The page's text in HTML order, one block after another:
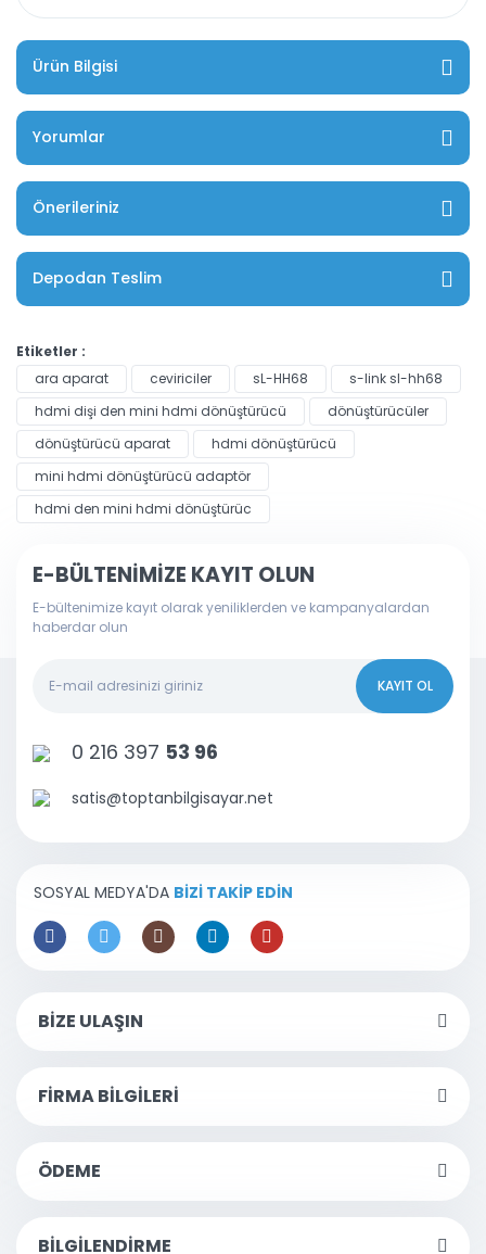
Ürün Bilgisi
Yorumlar
Önerileriniz
Depodan Teslim
Etiketler :
ara aparat
ceviriciler sL-HH68
s-link sl-hh68
hdmi dişi den mini hdmi dönüştürücü
dönüştürücüler
dönüştürücü aparat
hdmi dönüştürücü
mini hdmi dönüştürücü adaptör
hdmi den mini hdmi dönüştürüc
E-BÜLTENİMİZE KAYIT OLUN
E-bültenimize kayıt olarak yeniliklerden ve kampanyalardan
haberdar olun
KAYIT OL
0 216 397 53 96
satis@toptanbilgisayar.net
SOSYAL MEDYA'DA BİZİ TAKİP EDİN
BİZE ULAŞIN
FİRMA BİLGİLERİ
ÖDEME
BİLGİLENDİRME